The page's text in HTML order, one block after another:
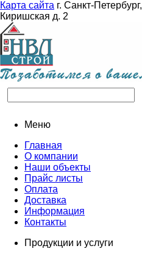
Карта сайта г. Санкт-
Киришская д. 2
Меню
Главная
О компании
Наши объекты
Прайс листы
Оплата
Доставка
Информация
Контакты
Продукции и услуги